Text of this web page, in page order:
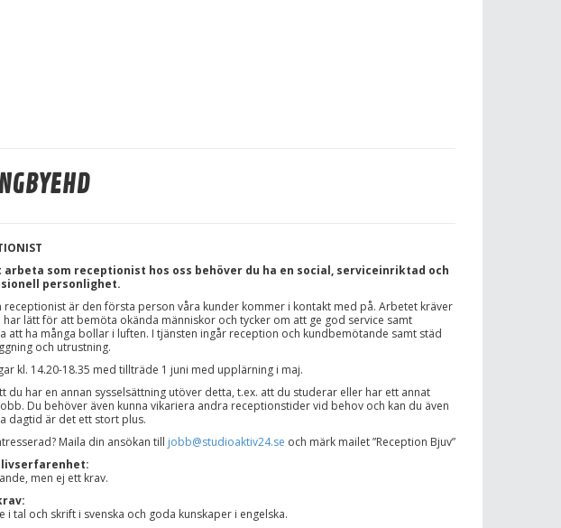
arbeta som receptionist hos oss behöver du ha en social, serviceinriktad och
personlighet.
receptionist är den första person våra kunder kommer i kontakt med på. Arbetet kräver
har lätt för att bemöta okända människor och tycker om att ge god service samt
att ha många bollar i luften. I tjänsten ingår reception och kundbemötande samt städ
och utrustning.
kl. 14.20-18.35 med tillträde 1 juni med upplärning i maj.
du har en annan sysselsättning utöver detta, t.ex. att du studerar eller har ett annat
Du behöver även kunna vikariera andra receptionstider vid behov och kan du även
dagtid är det ett stort plus.
Maila din ansökan till jobb@studioaktiv24.se och märk mailet ”Reception Bjuv”
men ej ett krav.
i tal och skrift i svenska och goda kunskaper i engelska.